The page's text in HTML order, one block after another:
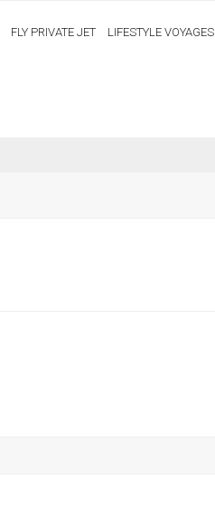
FLY PRIVATE JET LIFESTYLE VOYAGES